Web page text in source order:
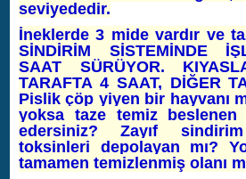
seviyededir.
İneklerde 3 mide vardır ve
SİNDİRİM SİSTEMİNDE
SAAT SÜRÜYOR.
TARAFTA 4 SAAT, DİĞER
Pislik çöp yiyen bir hayvanı
yoksa taze temiz beslenen
edersiniz? Zayıf
toksinleri depolayan mı?
tamamen temizlenmiş olanı